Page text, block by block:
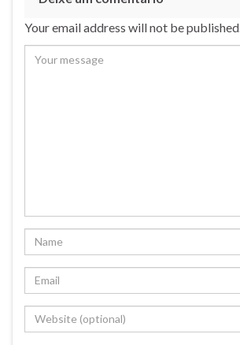
Your email address will not be published.